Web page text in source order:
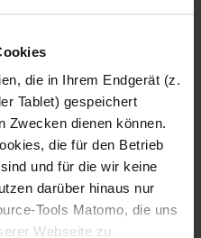
die in Ihrem Endgerät (z.
Tablet) gespeichert
Zwecken dienen können.
die für den Betrieb
und für die wir keine
darüber hinaus nur
Tools Matomo, die uns
Webseite zu
Fotografo: Lorenz
Sternbach
Download